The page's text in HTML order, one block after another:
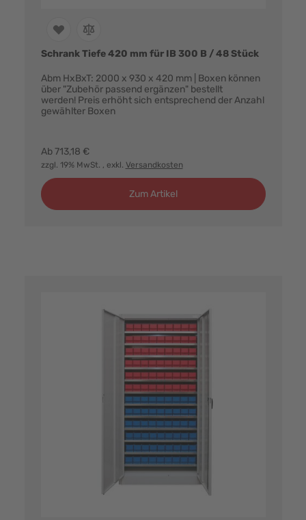
Schrank Tiefe 420 mm für IB 300 B / 48 Stück
Abm HxBxT: 2000 x 930 x 420 mm | Boxen können
über "Zubehör passend ergänzen" bestellt
werden! Preis erhöht sich entsprechend der Anzahl
gewählter Boxen
Ab 713,18 €
zzgl. 19% MwSt. , exkl. Versandkosten
Zum Artikel